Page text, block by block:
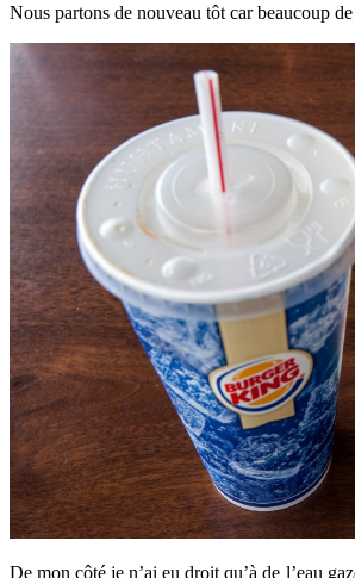
Nous partons de nouveau tôt car beaucoup
De mon côté je n’ai eu droit qu’à de l’eau